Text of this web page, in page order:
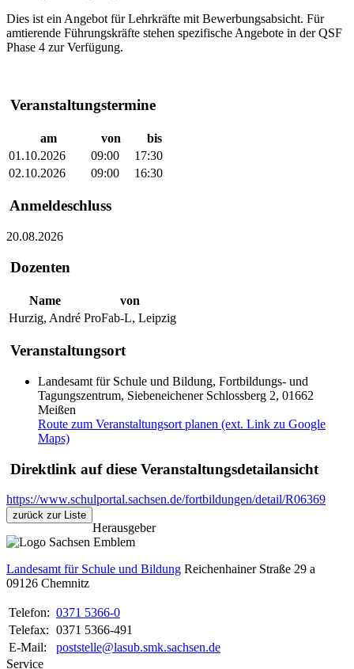
Dies ist ein Angebot für Lehrkräfte mit Bewerbungsabsicht. Für
amtierende Führungskräfte stehen spezifische Angebote in der QSF
Phase 4 zur Verfügung.
Veranstaltungstermine
am von
bis
01.10.2026
09:00
17:30
02.10.2026
09:00 16:30
Anmeldeschluss
20.08.2026
Dozenten
Name
von
Hurzig, André ProFab-L, Leipzig
Veranstaltungsort
Landesamt für Schule und Bildung, Fortbildungs- und
Tagungszentrum, Siebeneichener Schlossberg 2, 01662
Meißen
Route zum Veranstaltungsort planen (ext. Link zu Google
Maps)
Direktlink auf diese Veranstaltungsdetailansicht
https://www.schulportal.sachsen.de/fortbildungen/detail/R06369
zurück zur Liste
Herausgeber
Landesamt für Schule und Bildung Reichenhainer Straße 29 a
09126 Chemnitz
Telefon: 0371 5366-0
Telefax: 0371 5366-491
E-Mail:
poststelle@lasub.smk.sachsen.de
Service